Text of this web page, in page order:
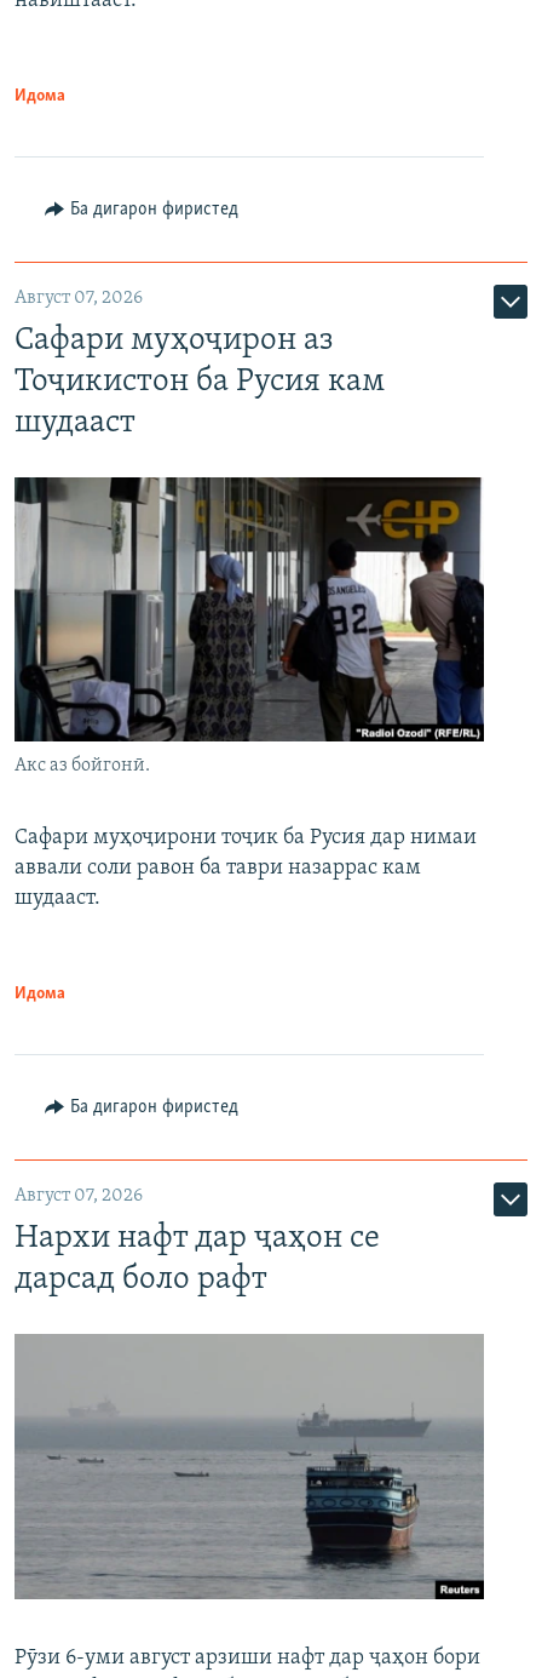
Идома
Ба дигарон фиристед
Август 07, 2026
Сафари муҳоҷирон аз
Тоҷикистон ба Русия кам
шудааст
Акс аз бойгонӣ.
Сафари муҳоҷирони тоҷик ба Русия дар нимаи
аввали соли равон ба таври назаррас кам
шудааст.
Идома
Ба дигарон фиристед
Август 07, 2026
Нархи нафт дар ҷаҳон се
дарсад боло рафт
Рӯзи 6-уми август арзиши нафт дар ҷаҳон бори